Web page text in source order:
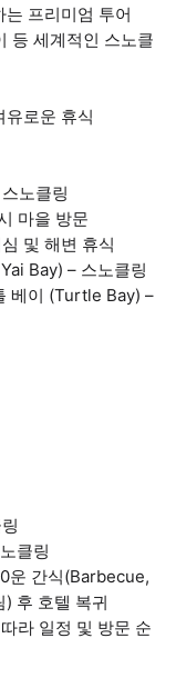
프리미엄 투어
등 세계적인 스노클
로운 휴식
노클링
마을 방문
및 해변 휴식
Bay) – 스노클링
베이 (Turtle Bay) –
클링
운 간식(Barbecue,
후 호텔 복귀
라 일정 및 방문 순